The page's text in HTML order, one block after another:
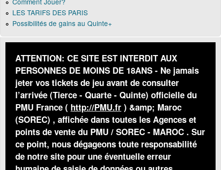
LES TARIFS DES PARIS
Possibilités de gains au Quinte+
ATTENTION: CE SITE EST INTERDIT AUX
PERSONNES DE MOINS DE 18ANS - Ne jamais
jeter vos tickets de jeu avant de consulter
l’arrivée (Tierce - Quarte - Quinte) officielle du
PMU France ( http://PMU.fr ) &amp; Maroc
(SOREC) , affichée dans toutes les Agences et
points de vente du PMU / SOREC - MAROC . Sur
ce point, nous dégageons toute responsabilité
de notre site pour une éventuelle erreur